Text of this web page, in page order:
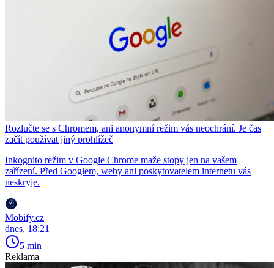
Rozlučte se s Chromem, ani anonymní režim vás neochrání. Je čas
začít používat jiný prohlížeč
Inkognito režim v Google Chrome maže stopy jen na vašem
zařízení. Před Googlem, weby ani poskytovatelem internetu vás
neskryje.
Mobify.cz
dnes, 18:21
5 min
Reklama